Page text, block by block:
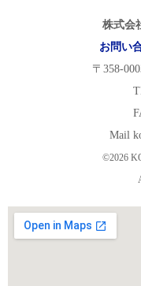
株式会
お問い
〒358-
Mail
©2026